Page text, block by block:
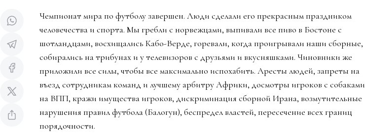
Чемпионат мира по футболу завершен. Люди сделали его прекрасным праздником
человечества и спорта. Мы гребли с норвежцами, выпивали все пиво в Бостоне с
шотландцами, восхищались Кабо-Верде, горевали, когда проигрывали наши сборные,
собирались на трибунах и у телевизоров с друзьями и вкусняшками. Чиновники же
приложили все силы, чтобы все максимально испохабить. Аресты людей, запреты на
въезд сотрудникам команд и лучшему арбитру Африки, досмотры игроков с собаками
на ВПП, кражи имущества игроков, дискриминация сборной Ирана, возмутительные
нарушения правил футбола (Балогун), беспредел властей, пересечение всех границ
порядочности.